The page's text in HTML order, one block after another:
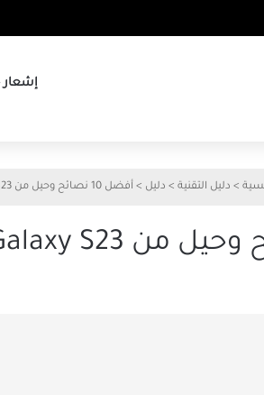
إشعار
> دليل التقنية > دليل > أفضل 10 نصائح وحيل من Samsung Galaxy S23 و Galaxy S23 +